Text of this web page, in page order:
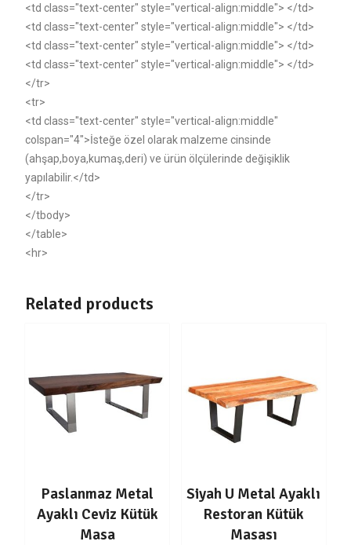
<td class="text-center" style="vertical-align:middle"> </td>
<td class="text-center" style="vertical-align:middle"> </td>
<td class="text-center" style="vertical-align:middle"> </td>
<td class="text-center" style="vertical-align:middle"> </td>
</tr>
<tr>
<td class="text-center" style="vertical-align:middle"
colspan="4">İsteğe özel olarak malzeme cinsinde
(ahşap,boya,kumaş,deri) ve ürün ölçülerinde değişiklik
yapılabilir.</td>
</tr>
</tbody>
</table>
<hr>
Related products
Paslanmaz Metal
Ayaklı Ceviz Kütük
Masa
Siyah U Metal Ayaklı
Restoran Kütük
Masası